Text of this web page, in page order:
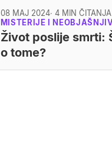
08 MAJ 2024· 4 MIN ČITANJA
MISTERIJE I
Život poslije smrti:
o tome?